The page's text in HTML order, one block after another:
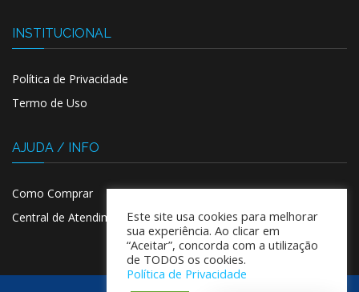
INSTITUCIONAL
Política de Privacidade
Termo de Uso
AJUDA / INFO
Como Comprar
Central de AtendimentoEste site usa cookies para melhorar
sua experiência. Ao clicar em
“Aceitar”, concorda com a utilização
de TODOS os cookies.
Política de Privacidade